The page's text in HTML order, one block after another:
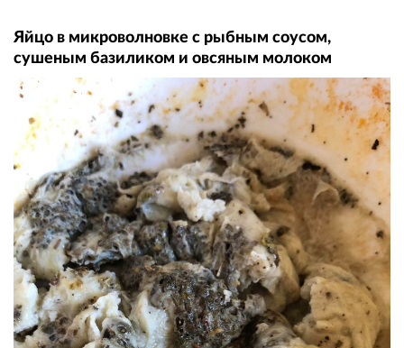
Яйцо в микроволновке с рыбным соусом,
сушеным базиликом и овсяным молоком